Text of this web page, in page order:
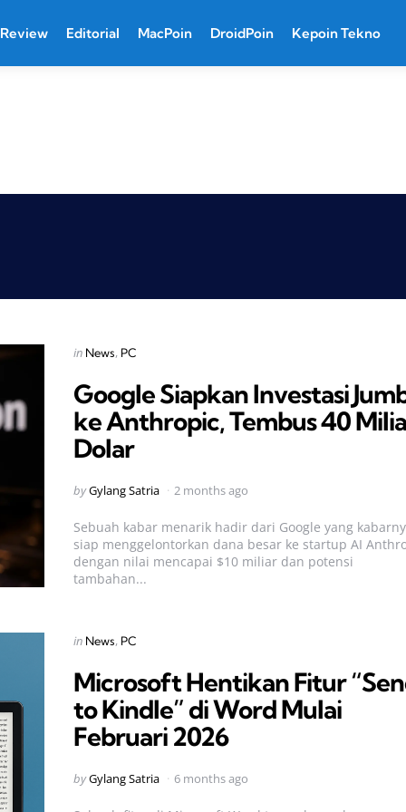
Review Editorial MacPoin DroidPoin Kepoin Tekno
Categories
Posted
in News PC
Google Siapkan Investasi
ke Anthropic, Tembus 40
Dolar
Posted
byGylang Satria 2 months ago
Sebuah kabar menarik hadir dari Google yang
siap menggelontorkan dana besar ke startup AI
dengan nilai mencapai $10 miliar dan potensi
tambahan...
Categories
Posted
in News PC
Microsoft Hentikan Fitur
to Kindle” di Word Mulai
Februari 2026
Posted
byGylang Satria 6 months ago